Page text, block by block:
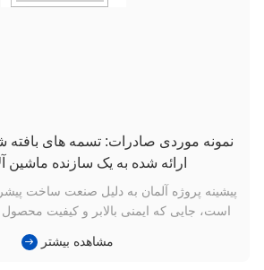
نمونه موردی صادرات: تسمه های
ارائه شده به یک سازنده ماشین
پیشینه پروژه آلمان به دلیل صنعت ساخت
است، جایی که ایمنی بالابر و کیفیت
به دنبال تامین کننده قابل اعتماد نوارهای
مشاهده بیشتر